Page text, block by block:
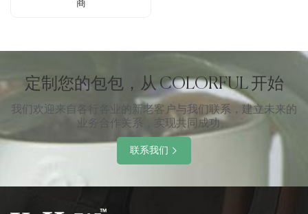
商
定制您的包包，从 COLORFUL 开始
我们欢迎来自各行各业的新老客户与我们联系，建立未来的
业务合作关系，实现共同成功。
联系我们